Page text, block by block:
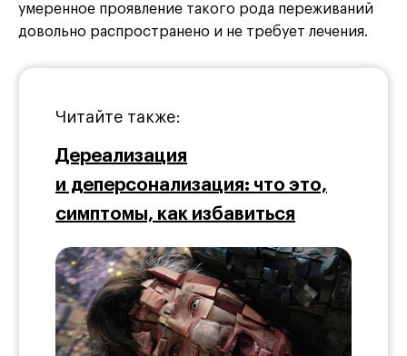
умеренное проявление такого рода переживаний
довольно распространено и не требует лечения.
Читайте также:
Дереализация
и деперсонализация: что это,
симптомы, как избавиться